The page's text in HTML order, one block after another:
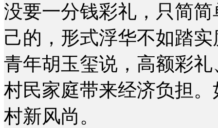
没要一分钱彩礼，只简
己的，形式浮华不如踏
青年胡玉玺说，高额彩
村民家庭带来经济负担
村新风尚。